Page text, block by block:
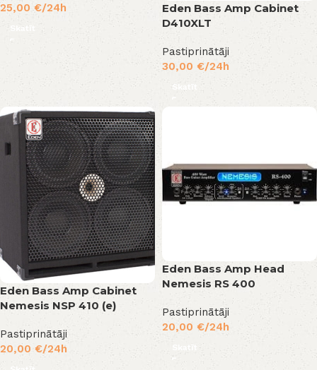
25,00€/24h
Skatīt
Eden Bass Amp Cabinet
D410XLT
Pastiprinātāji
30,00 €/24h
Skatīt
Eden Bass Amp Cabinet
Nemesis NSP 410 (e)
Pastiprinātāji
20,00 €/24h
Eden Bass Amp Head
Nemesis RS 400
Pastiprinātāji
20,00 €/24h
Skatīt